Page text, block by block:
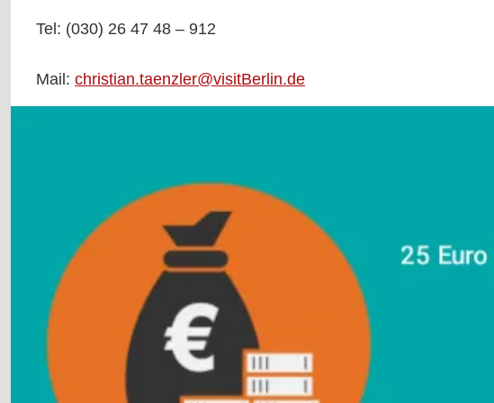
Tel: (030) 26 47 48 – 912
Mail: christian.taenzler@visitBerlin.de